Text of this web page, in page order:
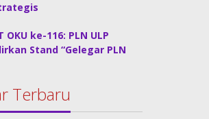
OKU ke-116: PLN ULP
Stand “Gelegar PLN
Terbaru